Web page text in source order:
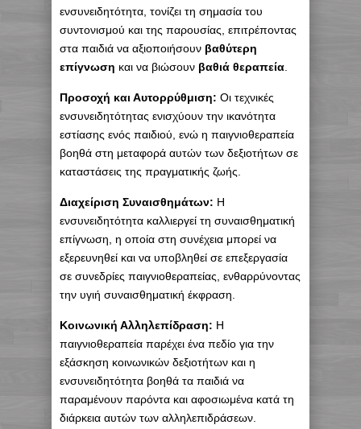
ενσυνειδητότητα, τονίζει τη σημασία του
συντονισμού και της παρουσίας, επιτρέποντας
στα παιδιά να αξιοποιήσουν βαθύτερη
επίγνωση και να βιώσουν βαθιά θεραπεία
Προσοχή και Αυτορρύθμιση: Οι τεχνικές
ενσυνειδητότητας ενισχύουν την ικανότητα
εστίασης ενός παιδιού, ενώ η παιγνιοθεραπεία
βοηθά στη μεταφορά αυτών των δεξιοτήτων σε
καταστάσεις της πραγματικής ζωής.
Διαχείριση Συναισθημάτων: Η
ενσυνειδητότητα καλλιεργεί τη συναισθηματική
επίγνωση, η οποία στη συνέχεια μπορεί να
εξερευνηθεί και να υποβληθεί σε επεξεργασία
σε συνεδρίες παιγνιοθεραπείας, ενθαρρύνοντας
την υγιή συναισθηματική έκφραση.
Κοινωνική Αλληλεπίδραση: Η
παιγνιοθεραπεία παρέχει ένα πεδίο για την
εξάσκηση κοινωνικών δεξιοτήτων και η
ενσυνειδητότητα βοηθά τα παιδιά να
παραμένουν παρόντα και αφοσιωμένα κατά τη
διάρκεια αυτών των αλληλεπιδράσεων.